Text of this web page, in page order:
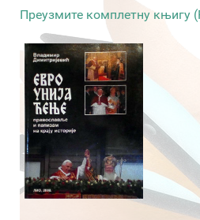
Преузмите комплетну књигу